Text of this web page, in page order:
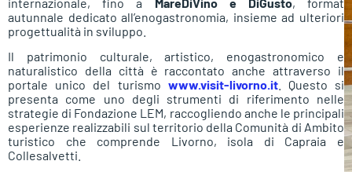
autunnale dedicato all’enogastronomia, insieme ad ulteriori
progettualità in sviluppo.
Il patrimonio culturale, artistico, enogastronomico e
naturalistico della città è raccontato anche attraverso il
portale unico del turismo www.visit-livorno.it. Questo si
presenta come uno degli strumenti di riferimento nelle
strategie di Fondazione LEM, raccogliendo anche le principali
esperienze realizzabili sul territorio della Comunità di Ambito
turistico che comprende Livorno, isola di Capraia e
Collesalvetti.